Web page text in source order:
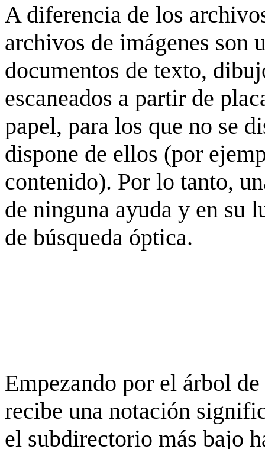
A diferencia de los
archivos de imágenes son
documentos de texto,
escaneados a partir de
papel, para los que no se
dispone de ellos (por
contenido). Por lo tanto,
de ninguna ayuda y en su
de búsqueda óptica.
Empezando por el árbol
recibe una notación
el subdirectorio más bajo